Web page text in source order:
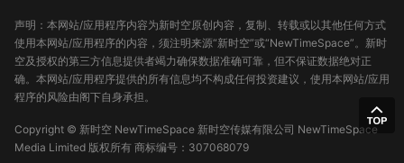
声明：本网站/应用程序内容为新时空原创内容，复制、转载或以其他任何方式
使用本网站/应用程序的内容，须注明来源“新时空”或“NewTimeSpace”。新时
空及授权的第三方信息提供者竭力确保数据准确可靠，但不保证数据绝对正
确。本网站/应用程序提供的所有信息均不构成任何投资建议，使用本网站/应用
程序的风险由阁下自身承担。
Copyright © 新时空 NewTimeSpace 新时空传媒有限公司 NewTimeSpace
Media Limited 版权所有 商标编号：307068079